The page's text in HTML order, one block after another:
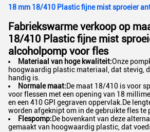
18 mm 18/410 Plastic fijne mist sproeier
Fabriekswarme verkoop op
18/410 Plastic fijne mist
alcoholpomp voor fles
Materiaal van hoge kwaliteit:Onze
hoogwaardig plastic materiaal, dat stevig,
handig is.
Normale maat:De maat 18/410 is voor
voor flessen met een opening van 18
en een 410 GPI gegraven oppervlak.De
worden afgeknipt om in de gebruikte fles te
Flespomp:De bovenkant van deze
gemaakt van hoogwaardig plastic, dat